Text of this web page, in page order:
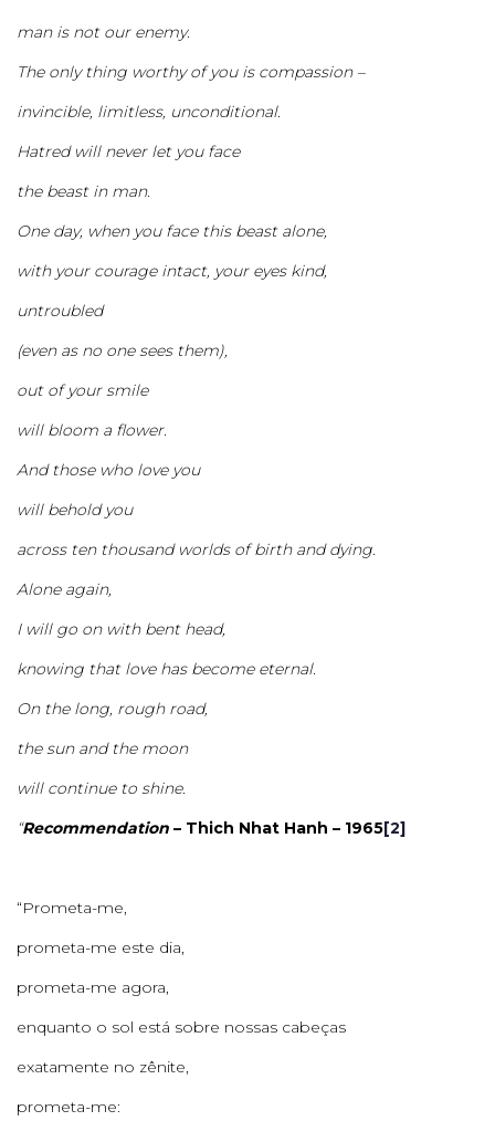
man is not our enemy.
The only thing worthy of you is compassion –
invincible, limitless, unconditional.
Hatred will never let you face
the beast in man.
One day, when you face this beast alone,
with your courage intact, your eyes kind,
untroubled
(even as no one sees them),
out of your smile
will bloom a flower.
And those who love you
will behold you
across ten thousand worlds of birth and dying.
Alone again,
I will go on with bent head,
knowing that love has become eternal.
On the long, rough road,
the sun and the moon
will continue to shine.
“Recommendation – Thich Nhat Hanh – 1965[2]
“Prometa-me,
prometa-me este dia,
prometa-me agora,
enquanto o sol está sobre nossas cabeças
exatamente no zênite,
prometa-me: